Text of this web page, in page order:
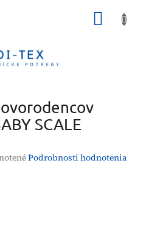
SCALE
Podrobnosti hodnotenia